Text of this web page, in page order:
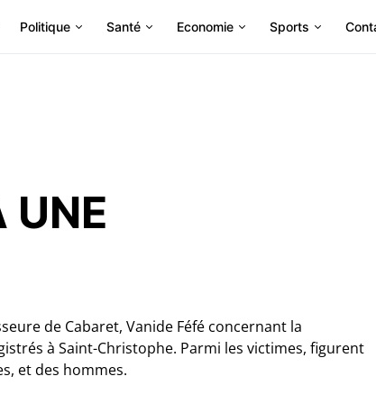
Politique Santé Economie Sports
UNE
de Cabaret, Vanide Féfé concernant la
à Saint-Christophe. Parmi les victimes, figurent
et des hommes.